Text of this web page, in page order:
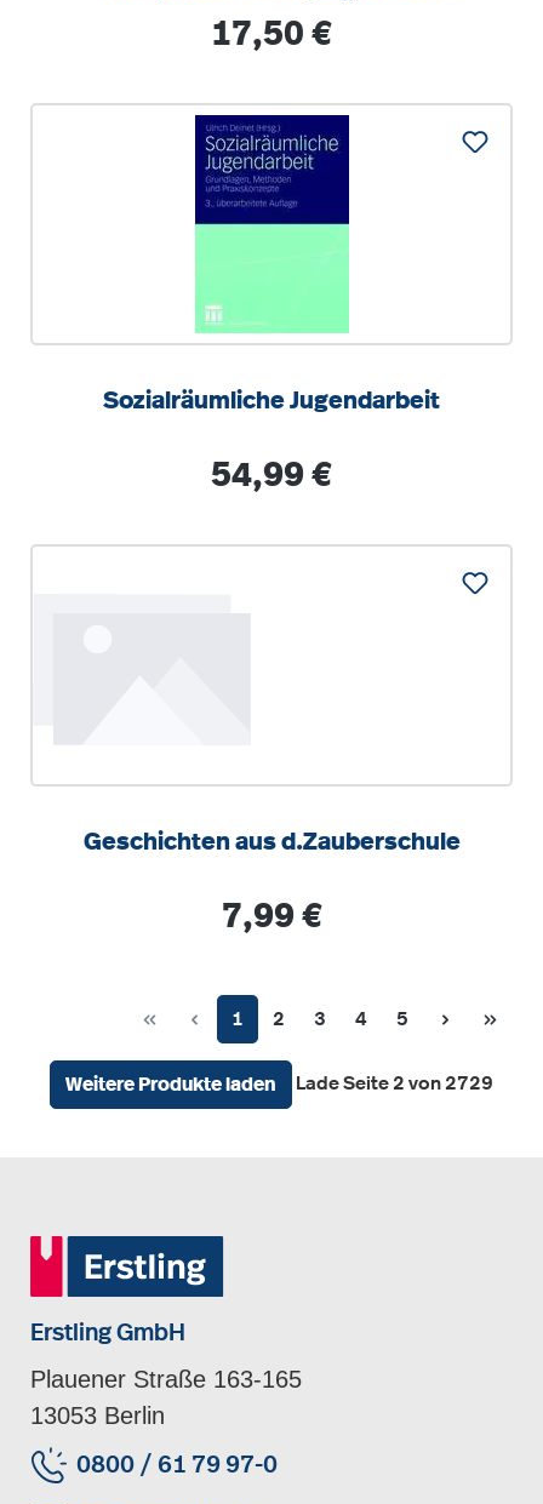
Regulärer Preis:
17,50 €
Sozialräumliche Jugendarbeit
Regulärer Preis:
54,99 €
Geschichten aus d.Zauberschule
Regulärer Preis:
7,99 €
Seite
1 Seite
2 Seite
3 Seite
4 Seite
5
Weitere Produkte laden Lade Seite 2 von 2729
Erstling GmbH
Plauener Straße 163-165
13053 Berlin
0800 / 61 79 97-0